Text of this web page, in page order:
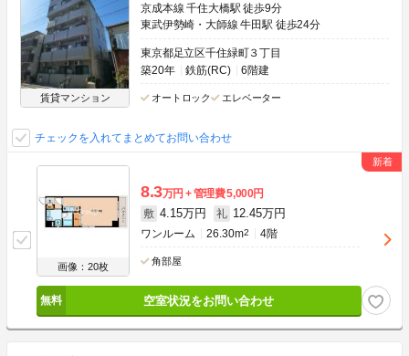
賃貸マンション
京成本線 千住大橋駅 徒歩9分
東武伊勢崎・大師線 牛田駅 徒歩24分
東京都足立区千住緑町３丁目
築20年
鉄筋(RC) 6階建
オートロック エレベーター
チェックを入れてまとめてお問い合わせ
画像：20枚
8.3万円 管理費5,000円
敷 4.15万円 礼 12.45万円
ワンルーム 26.30m2 4階
角部屋
空室状況をお問い合わせ